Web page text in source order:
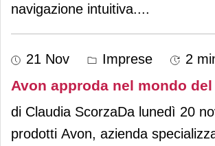
navigazione intuitiva....
21 Nov Imprese 2
Avon approda nel mondo
di Claudia ScorzaDa lunedì 20
prodotti Avon, azienda